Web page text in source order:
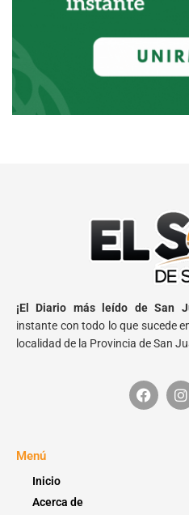
¡El Diario más leído de San
instante con todo lo que sucede
localidad de la Provincia de San
Menú
Inicio
Acerca de